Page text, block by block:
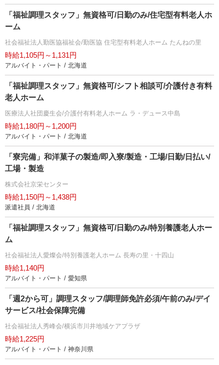
「福祉調理スタッフ」無資格可/日勤のみ/住宅型有料老人ホ
ーム
社会福祉法人勤医協福祉会/勤医協 住宅型有料老人ホーム たんねの里
時給1,105円～1,131円
アルバイト・パート / 北海道
「福祉調理スタッフ」無資格可/シフト相談可/介護付き有料
老人ホーム
医療法人社団慶生会/介護付有料老人ホーム ラ・デュース中島
時給1,180円～1,200円
アルバイト・パート / 北海道
「寮完備」和洋菓子の製造/即入寮/製造・工場/日勤/日払い/
工場・製造
株式会社京栄センター
時給1,150円～1,438円
派遣社員 / 北海道
「福祉調理スタッフ」無資格可/日勤のみ/特別養護老人ホー
ム
社会福祉法人愛燦会/特別養護老人ホーム 長寿の里・十四山
時給1,140円
アルバイト・パート / 愛知県
「週2から可」調理スタッフ/調理師免許必須/午前のみ/デイ
サービス/社会保障完備
社会福祉法人秀峰会/横浜市川井地域ケアプラザ
時給1,225円
アルバイト・パート / 神奈川県